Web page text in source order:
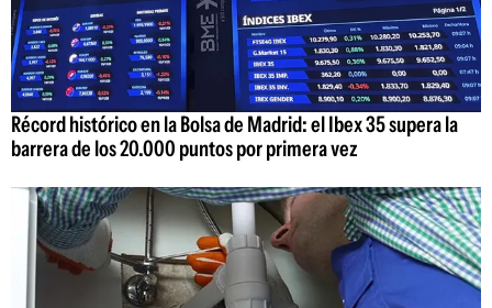
Récord histórico en la Bolsa de Madrid: el Ibex 35 supera la
barrera de los 20.000 puntos por primera vez